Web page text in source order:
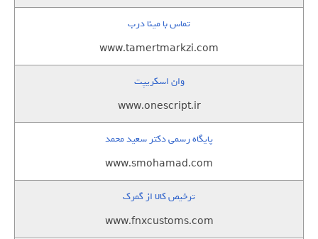
تماس با مینا درب
www.tamertmarkzi.com
وان اسکریپت
www.onescript.ir
پایگاه رسمی دکتر سعید محمد
www.smohamad.com
ترخیص کالا از گمرک
www.fnxcustoms.com